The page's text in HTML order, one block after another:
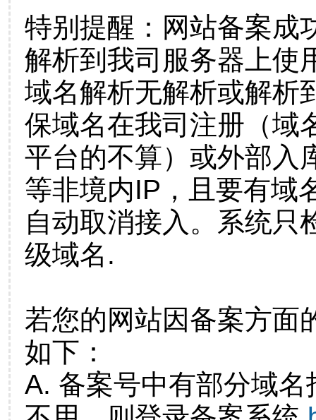
特别提醒：网站备案成
解析到我司服务器上使
域名解析无解析或解析
保域名在我司注册（域
平台的不算）或外部入
等非境内IP，且要有域
自动取消接入。系统只
级域名.
若您的网站因备案方面
如下：
A. 备案号中有部分域